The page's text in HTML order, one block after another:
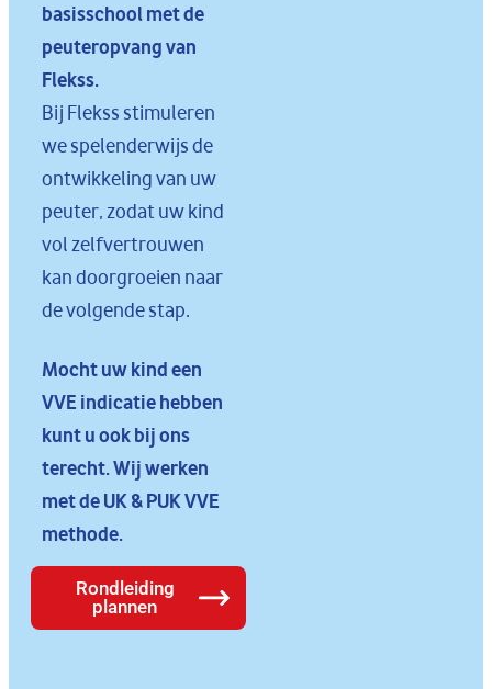
basisschool met de
peuteropvang van
Flekss.
Bij Flekss stimuleren
we spelenderwijs de
ontwikkeling van uw
peuter, zodat uw kind
vol zelfvertrouwen
kan doorgroeien naar
de volgende stap.
Mocht uw kind een
VVE indicatie hebben
kunt u ook bij ons
terecht. Wij werken
met de UK & PUK VVE
methode.
Rondleiding
plannen